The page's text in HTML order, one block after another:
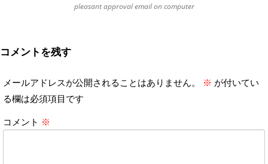
pleasant approval email on computer
コメントを残す
メールアドレスが公開されることはありません。 ※ が付いてい
る欄は必須項目です
コメント ※